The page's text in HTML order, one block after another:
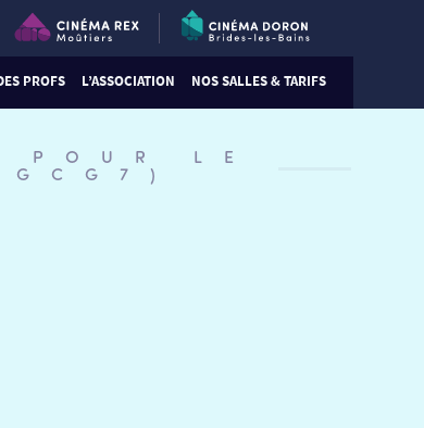
PROFS L’ASSOCIATION NOS SALLES & TARIFS
LE